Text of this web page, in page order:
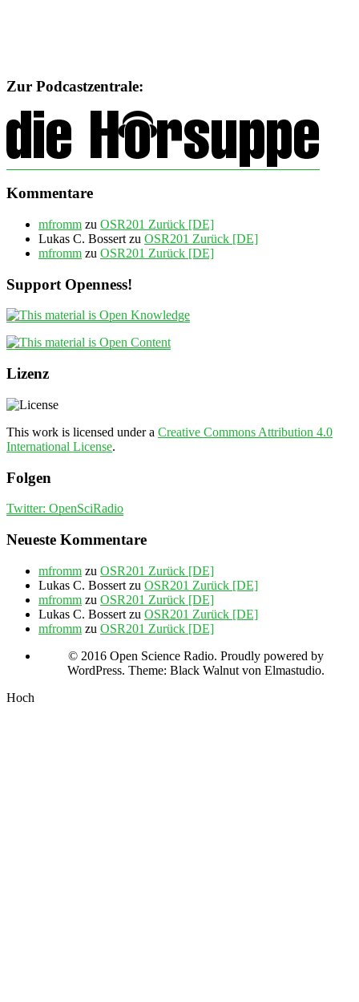
Zur Podcastzentrale:
Kommentare
mfromm zu OSR201 Zurück [DE]
Lukas C. Bossert zu OSR201 Zurück [DE]
mfromm zu OSR201 Zurück [DE]
Support Openness!
Lizenz
This work is licensed under a Creative Commons Attribution 4.0
International License.
Folgen
Twitter: OpenSciRadio
Neueste Kommentare
mfromm zu OSR201 Zurück [DE]
Lukas C. Bossert zu OSR201 Zurück [DE]
mfromm zu OSR201 Zurück [DE]
Lukas C. Bossert zu OSR201 Zurück [DE]
mfromm zu OSR201 Zurück [DE]
© 2016 Open Science Radio. Proudly powered by
WordPress. Theme: Black Walnut von Elmastudio.
Hoch